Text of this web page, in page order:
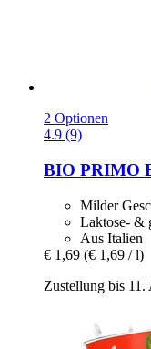
2 Optionen
4.9 (9)
BIO PRIMO
Milder
Laktose- &
Aus Italien
€ 1,69 (€ 1,69 / l)
Zustellung bis 11.